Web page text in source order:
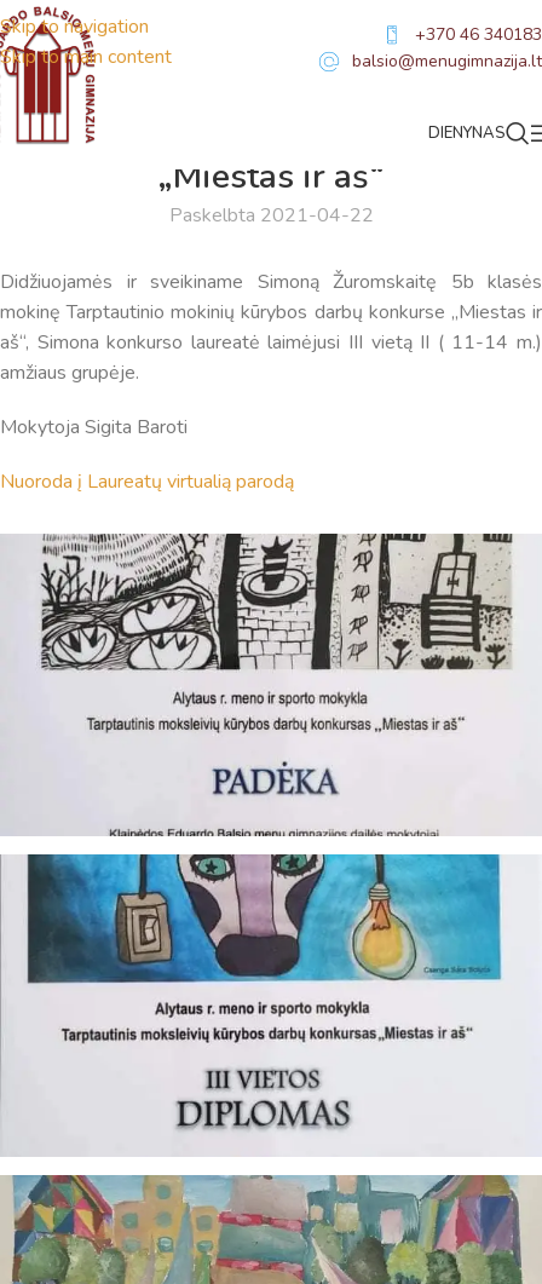
Skip to navigation
Skip to main content
+370 46 340183
balsio@menugimnazija.lt
DIENYNAS
„Miestas ir aš“
Paskelbta 2021-04-22
Didžiuojamės ir sveikiname Simoną Žuromskaitę 5b klasės
mokinę Tarptautinio mokinių kūrybos darbų konkurse „Miestas ir
aš“, Simona konkurso laureatė laimėjusi III vietą II ( 11-14 m.)
amžiaus grupėje.
Mokytoja Sigita Baroti
Nuoroda į Laureatų virtualią parodą
Virtualus asistentas
Sveiki! Taip, aš esu virtualus. Tačiau dirbtinis intelektas
suteikia man galimybę ne tik analizuoti Jūsų klausimą, bet
dar tobulai atsimenu visą šioje svetainėje pateiktą
informaciją. Jei visgi man pritrūks išmanumo - pateiksiu
Jums reikiamus kontaktus, kur galėsite pasiklausti
atsakingo specialisto.
Taigi... kuo galėčiau Jums padėti?